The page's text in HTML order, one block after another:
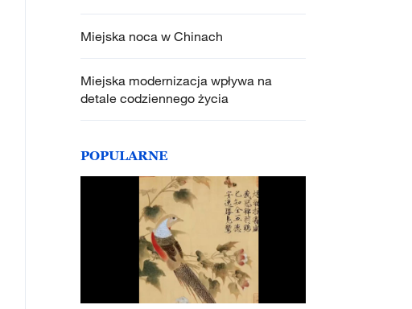
Miejska noca w Chinach
Miejska modernizacja wpływa na
detale codziennego życia
POPULARNE